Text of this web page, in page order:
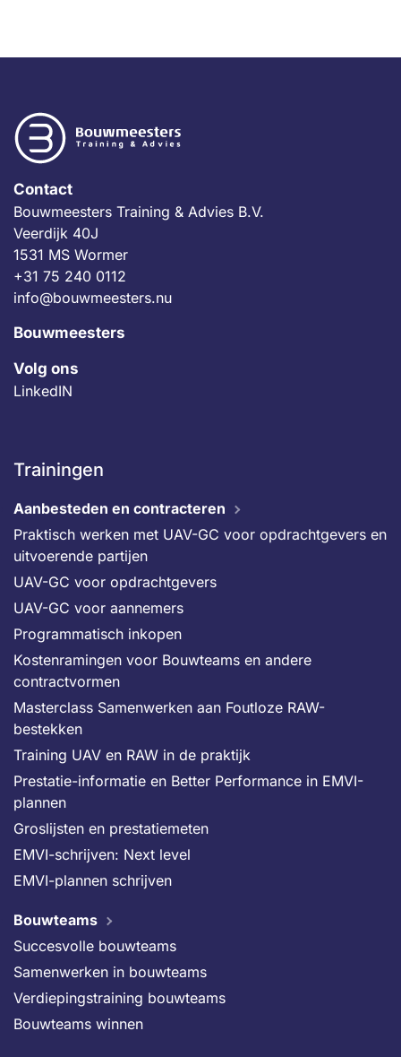
Contact
Bouwmeesters Training & Advies B.V.
Veerdijk 40J
1531 MS Wormer
+31 75 240 0112
info@bouwmeesters.nu
Bouwmeesters
Volg ons
LinkedIN
Trainingen
Aanbesteden en contracteren
Praktisch werken met UAV-GC voor opdrachtgevers en
uitvoerende partijen
UAV-GC voor opdrachtgevers
UAV-GC voor aannemers
Programmatisch inkopen
Kostenramingen voor Bouwteams en andere
contractvormen
Masterclass Samenwerken aan Foutloze RAW-
bestekken
Training UAV en RAW in de praktijk
Prestatie-informatie en Better Performance in EMVI-
plannen
Groslijsten en prestatiemeten
EMVI-schrijven: Next level
EMVI-plannen schrijven
Bouwteams
Succesvolle bouwteams
Samenwerken in bouwteams
Verdiepingstraining bouwteams
Bouwteams winnen